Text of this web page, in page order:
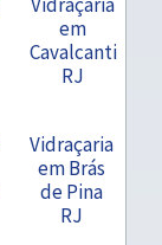
em
Cavalcanti
RJ
Vidraçaria
em Brás
de Pina
RJ